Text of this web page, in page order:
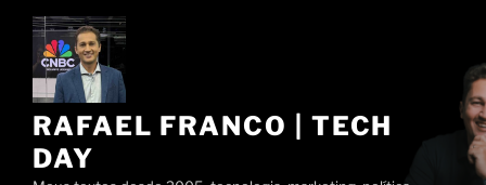
Pular
conteúdo
RAFAEL FRANCO | TECH
DAY